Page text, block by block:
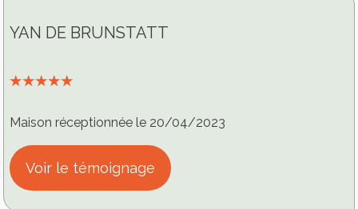
YAN DE BRUNSTATT
⭑⭑⭑⭑⭑
Maison réceptionnée le 20/04/2023
Voir le témoignage